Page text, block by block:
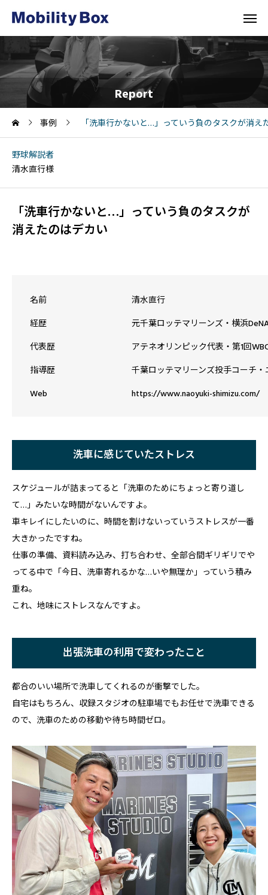
Report
事例 「洗車行かないと…」っていう負のタスクが消え
野球解説者
清水直行様
「洗車行かないと…」っていう負のタスクが
消えたのはデカい
名前
清水直行
経歴
元千葉ロッテマリーンズ・横浜
代表歴
アテネオリンピック代表・第1回
指導歴
千葉ロッテマリーンズ投手コーチ
Web
https://www.naoyuki-shimizu.com/
洗車に感じていたストレス
スケジュールが詰まってると「洗車のためにちょっと寄り道し
て…」みたいな時間がないんですよ。
車キレイにしたいのに、時間を割けないっていうストレスが一番
大きかったですね。
仕事の準備、資料読み込み、打ち合わせ、全部合間ギリギリでや
ってる中で「今日、洗車寄れるかな…いや無理か」っていう積み
重ね。
これ、地味にストレスなんですよ。
出張洗車の利用で変わったこと
都合のいい場所で洗車してくれるのが衝撃でした。
自宅はもちろん、収録スタジオの駐車場でもお任せで洗車できる
ので、洗車のための移動や待ち時間ゼロ。